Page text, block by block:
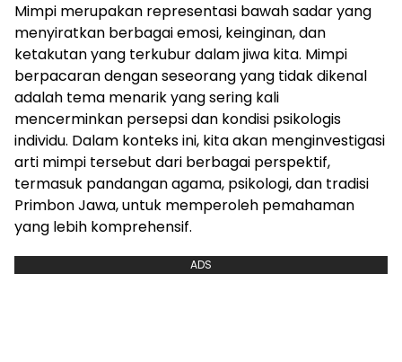
Mimpi merupakan representasi bawah sadar yang
menyiratkan berbagai emosi, keinginan, dan
ketakutan yang terkubur dalam jiwa kita. Mimpi
berpacaran dengan seseorang yang tidak dikenal
adalah tema menarik yang sering kali
mencerminkan persepsi dan kondisi psikologis
individu. Dalam konteks ini, kita akan menginvestigasi
arti mimpi tersebut dari berbagai perspektif,
termasuk pandangan agama, psikologi, dan tradisi
Primbon Jawa, untuk memperoleh pemahaman
yang lebih komprehensif.
ADS